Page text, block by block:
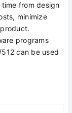
from design
minimize
programs
can be used